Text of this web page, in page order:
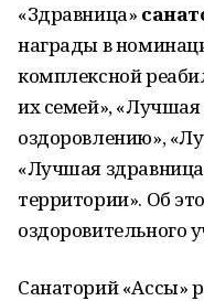
«Здравница»
награды в
комплексной
их семей»,
оздоровлению»,
«Лучшая
территории». Об
оздоровительного
Санаторий «Ассы»